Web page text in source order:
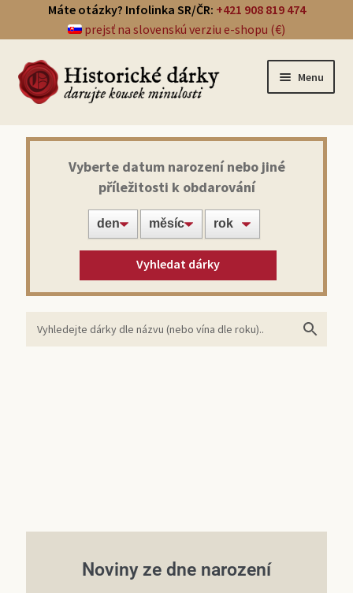
Máte otázky? Infolinka SR/ČR: +421 908 819 474
prejsť na slovenskú verziu e-shopu (€)
Menu
Přehled dárků
Noviny ze dne narození
Víno z roku narození
Vyberte datum narození nebo jiné
příležitosti k obdarování
Vyhledat dárky
Noviny ze dne narození